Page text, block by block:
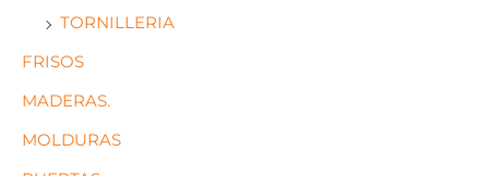
TORNILLERIA
FRISOS
MADERAS.
MOLDURAS